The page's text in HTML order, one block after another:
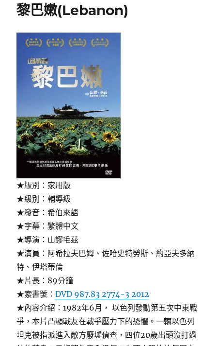
黎巴嫩(Lebanon)
★版別：家用版
★級別：輔導級
★發音：希伯來語
★字幕：繁體中文
★導演：山謬毛茲
★演員：阿希拉夫巴姆、佐哈史特勞斯、約亞夫多納
特、伊塔蒂倫
★片長：89分鐘
★索書號：DVD 987.83 2774-3 2012
★內容介紹：1982年6月， 以色列發動第五次中東戰
爭，本片凸顯戰友在戰爭壓力下的恐懼。一輛以色列
坦克被指派進入敵方廢墟偵查，四位20歲出頭沒打過